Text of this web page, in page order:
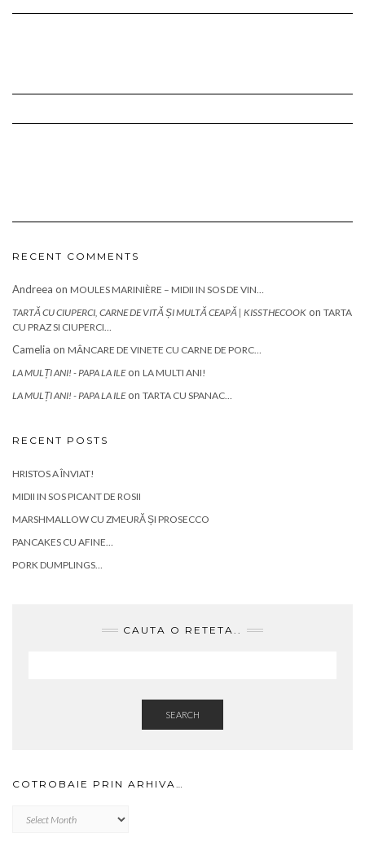
RECENT COMMENTS
Andreea on MOULES MARINIÈRE – MIDII IN SOS DE VIN…
TARTĂ CU CIUPERCI, CARNE DE VITĂ ȘI MULTĂ CEAPĂ | KISSTHECOOK on TARTA
CU PRAZ SI CIUPERCI…
Camelia on MÂNCARE DE VINETE CU CARNE DE PORC…
LA MULȚI ANI! - PAPA LA ILEon LA MULTI ANI!
LA MULȚI ANI! - PAPA LA ILEon TARTA CU SPANAC…
RECENT POSTS
HRISTOS A ÎNVIAT!
MIDII IN SOS PICANT DE ROSII
MARSHMALLOW CU ZMEURĂ ȘI PROSECCO
PANCAKES CU AFINE…
PORK DUMPLINGS…
CAUTA O RETETA..
SEARCH
COTROBAIE PRIN ARHIVA…
prin